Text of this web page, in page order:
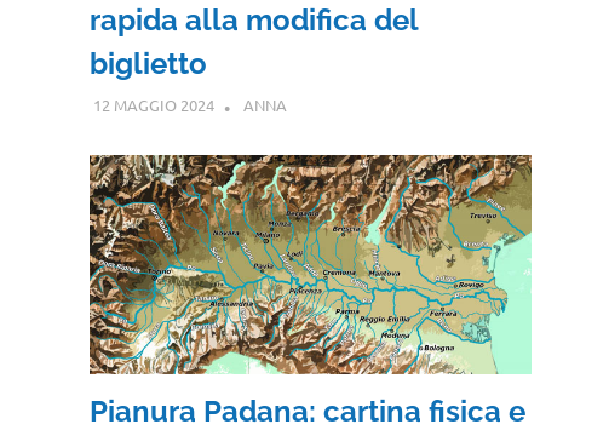
rapida alla modifica del
biglietto
12 MAGGIO 2024 ANNA
Pianura Padana: cartina fisica e